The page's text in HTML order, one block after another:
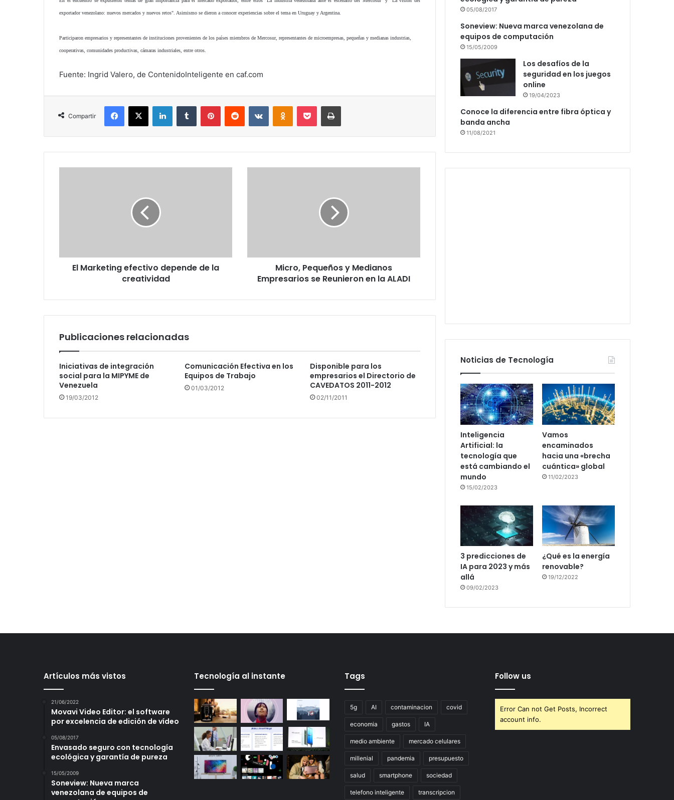
exportador venezolano: nuevos mercados y nuevos retos". Asimismo se dieron a conocer experiencias sobre el tema en Uruguay y Argentina.
Participaron empresarios y representantes de instituciones provenientes de los países miembros de Mercosur, representantes de microempresas, pequeñas y medianas industrias,
cooperativas, comunidades productivas, cámaras industriales, entre otros.
Fuente: Ingrid Valero, de ContenidoInteligente en caf.com
Compartir
Facebook
X LinkedInTumblr PinterestReddit VKontakteOdnoklassniki
Pocket Imprimir
El Marketing efectivo depende de la
creatividad
la
Micro, Pequeños y Medianos
Empresarios se Reunieron en la ALADI
Publicaciones relacionadas
Iniciativas de integración
social para la MIPYME de
Venezuela
19/03/2012
Comunicación Efectiva en los
Equipos de Trabajo
01/03/2012
Disponible para los
empresarios el Directorio de
CAVEDATOS 2011-2012
02/11/2011
05/08/2017
Soneview: Nueva marca venezolana de
equipos de computación
15/05/2009
Los desafíos de la
seguridad en los juegos
online
19/04/2023
Conoce la diferencia entre fibra óptica y
banda ancha
11/08/2021
Noticias de Tecnología
Inteligencia
Artificial: la
tecnología que
está cambiando el
mundo
15/02/2023
Vamos
encaminados
hacia una «brecha
cuántica» global
11/02/2023
3 predicciones de
IA para 2023 y más
allá
09/02/2023
¿Qué es la energía
renovable?
19/12/2022
Artículos más vistos
21/06/2022
Movavi Video Editor: el software
por excelencia de edición de vídeo
05/08/2017
Envasado seguro con tecnología
ecológica y garantía de pureza
15/05/2009
Soneview: Nueva marca
venezolana de equipos de
Tecnología al instante Tags
5g AI contaminacion covid
economia gastos IA
medio ambiente mercado celulares
millenial pandemia presupuesto
salud smartphone sociedad
telefono inteligente transcripcion
Follow us
Error Can not Get Posts, Incorrect
account info.